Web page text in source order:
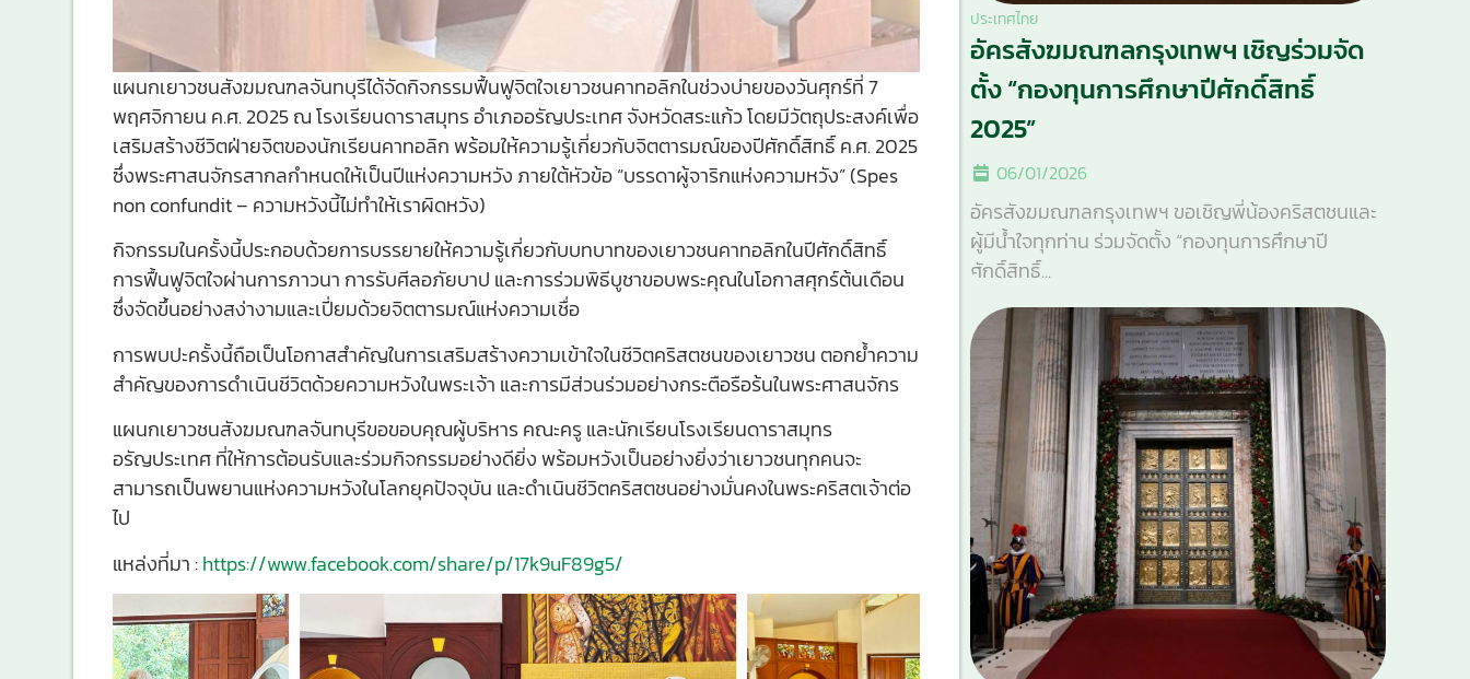
แผนกเยาวชนสังฆมณฑลจันทบุรีได้จัดกิจกรรมฟื้นฟูจิตใจเยาวชนคาทอลิกในช่วงบ่ายของวันศุกร์ที่ 7
พฤศจิกายน ค.ศ. 2025 ณ โรงเรียนดาราสมุทร อำเภออรัญประเทศ จังหวัดสระแก้ว โดยมีวัตถุประสงค์เพื่อ
เสริมสร้างชีวิตฝ่ายจิตของนักเรียนคาทอลิก พร้อมให้ความรู้เกี่ยวกับจิตตารมณ์ของปีศักดิ์สิทธิ์ ค.ศ. 2025
ซึ่งพระศาสนจักรสากลกำหนดให้เป็นปีแห่งความหวัง ภายใต้หัวข้อ “บรรดาผู้จาริกแห่งความหวัง” (Spes
non confundit – ความหวังนี้ไม่ทำให้เราผิดหวัง)
กิจกรรมในครั้งนี้ประกอบด้วยการบรรยายให้ความรู้เกี่ยวกับบทบาทของเยาวชนคาทอลิกในปีศักดิ์สิทธิ์
การฟื้นฟูจิตใจผ่านการภาวนา การรับศีลอภัยบาป และการร่วมพิธีบูชาขอบพระคุณในโอกาสศุกร์ต้นเดือน
ซึ่งจัดขึ้นอย่างสง่างามและเปี่ยมด้วยจิตตารมณ์แห่งความเชื่อ
การพบปะครั้งนี้ถือเป็นโอกาสสำคัญในการเสริมสร้างความเข้าใจในชีวิตคริสตชนของเยาวชน ตอกย้ำความ
สำคัญของการดำเนินชีวิตด้วยความหวังในพระเจ้า และการมีส่วนร่วมอย่างกระตือรือร้นในพระศาสนจักร
แผนกเยาวชนสังฆมณฑลจันทบุรีขอขอบคุณผู้บริหาร คณะครู และนักเรียนโรงเรียนดาราสมุทร
อรัญประเทศ ที่ให้การต้อนรับและร่วมกิจกรรมอย่างดียิ่ง พร้อมหวังเป็นอย่างยิ่งว่าเยาวชนทุกคนจะ
สามารถเป็นพยานแห่งความหวังในโลกยุคปัจจุบัน และดำเนินชีวิตคริสตชนอย่างมั่นคงในพระคริสตเจ้าต่อ
ไป
แหล่งที่มา :https://www.facebook.com/share/p/17k9uF89g5/
ประเทศไทย
อัครสังฆมณฑลกรุงเทพฯ เชิญร่วมจัด
ตั้ง “กองทุนการศึกษาปีศักดิ์สิทธิ์
2025”
06/01/2026
อัครสังฆมณฑลกรุงเทพฯ ขอเชิญพี่น้องคริสตชนและ
ผู้มีน้ำใจทุกท่าน ร่วมจัดตั้ง “กองทุนการศึกษาปี
ศักดิ์สิทธิ์...